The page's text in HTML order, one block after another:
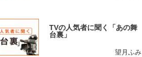
TVの人気者に聞く「あの舞
台裏」
望月ふみ